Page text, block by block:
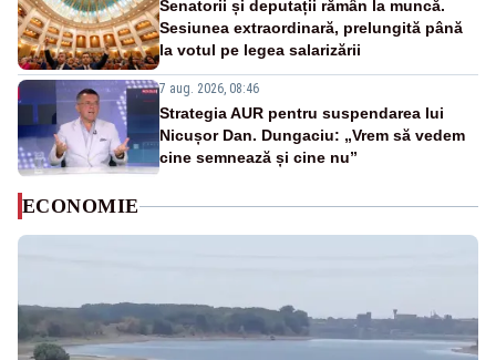
Senatorii și deputații rămân la muncă.
Sesiunea extraordinară, prelungită până
la votul pe legea salarizării
7 aug. 2026, 08:46
Strategia AUR pentru suspendarea lui
Nicușor Dan. Dungaciu: „Vrem să vedem
cine semnează și cine nu”
ECONOMIE